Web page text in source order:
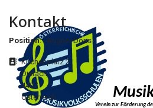
Kontakt
Position: Augner Doris
Adresse
Kirchenplatz 2
Dietach
4407
Österreich